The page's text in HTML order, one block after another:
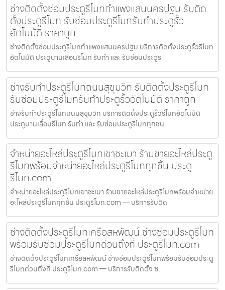
ช่างติดตั้งซ่อมประตูรีโมทกำแพงแสนนครปฐม รับติด
ตั้งประตูรีโมท รับซ่อมประตูรีโมทรับทำประตูรั้ว
อัตโนมัติ ราคาถูก
ช่างติดตั้งซ่อมประตูรีโมทกำแพงแสนนครปฐม บริการติดตั้งประตูรั้วรีโมท
อัตโนมัติ ประตูบานเลื่อนรีโมท รับทำ และ รับซ่อมประตูร
ช่างรับทำประตูรีโมทถนนสุขุมวิท รับติดตั้งประตูรีโมท
รับซ่อมประตูรีโมทรับทำประตูรั้วอัตโนมัติ ราคาถูก
ช่างรับทำประตูรีโมทถนนสุขุมวิท บริการติดตั้งประตูรั้วรีโมทอัตโนมัติ
ประตูบานเลื่อนรีโมท รับทำ และ รับซ่อมประตูรีโมททุกชน
จำหน่ายอะไหล่ประตูรีโมทเขาชะเมา ร้านขายอะไหล่ประตู
รีโมทพร้อมจำหน่ายอะไหล่ประตูรีโมททุกชิ้น ประตู
รีโมท.com
จำหน่ายอะไหล่ประตูรีโมทเขาชะเมา ร้านขายอะไหล่ประตูรีโมทพร้อมจำหน่าย
อะไหล่ประตูรีโมททุกชิ้น ประตูรีโมท.com — บริการรับติด
ช่างติดตั้งประตูรีโมทเครือสหพัฒน์ ช่างซ่อมประตูรีโมท
พร้อมรับซ่อมประตูรีโมทด่วนถึงที่ ประตูรีโมท.com
ช่างติดตั้งประตูรีโมทเครือสหพัฒน์ ช่างซ่อมประตูรีโมทพร้อมรับซ่อมประตู
รีโมทด่วนถึงที่ ประตูรีโมท.com — บริการรับติดตั้ง ซ